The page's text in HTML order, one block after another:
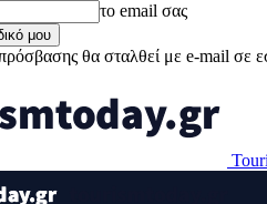
το email σας
θα σταλθεί με e-mail σε